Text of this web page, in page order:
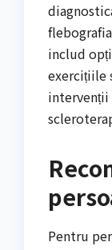
includ
exercițiile
intervenții
Pentru